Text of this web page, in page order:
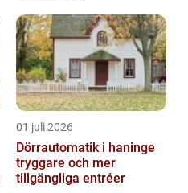
01 juli 2026
Dörrautomatik i haninge
tryggare och mer
tillgängliga entréer